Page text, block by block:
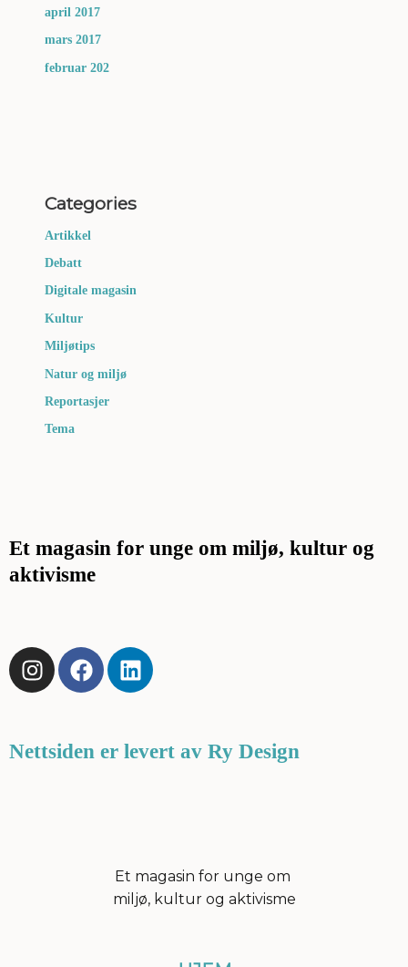
april 2017
mars 2017
februar 202
Categories
Artikkel
Debatt
Digitale magasin
Kultur
Miljøtips
Natur og miljø
Reportasjer
Tema
Et magasin for unge om miljø, kultur og
aktivisme
I
n
a
F
a
b
L
i
e
Nettsiden er levert av Ry Design
Et magasin for unge om
miljø, kultur og aktivisme